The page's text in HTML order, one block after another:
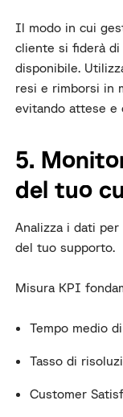
Il modo in cui
cliente si fiderà
disponibile.
resi e rimborsi in
evitando attese e
5.
del tuo
Analizza i dati
del tuo supporto.
Misura KPI
Tempo medio
Tasso di
Customer